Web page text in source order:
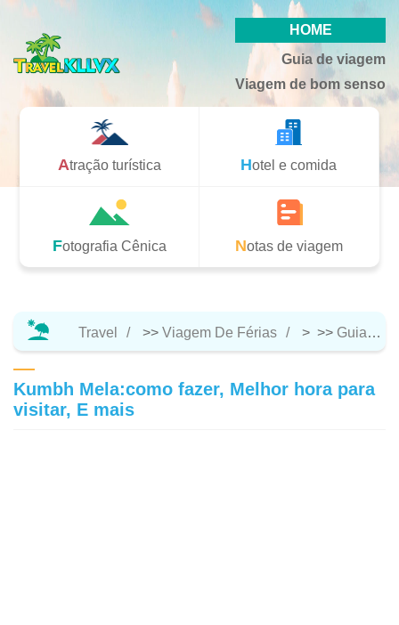
HOME
Guia de viagem
Viagem de bom senso
Atração turística Hotel e comida
Fotografia Cênica Notas de viagem
Travel >> Viagem De Férias > >> Guia De Viagem
Kumbh Mela:como fazer, Melhor hora para
visitar, E mais